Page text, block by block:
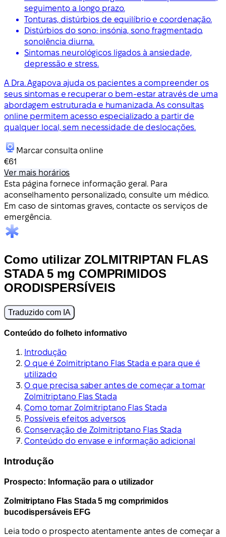
seguimento a longo prazo.
Tonturas, distúrbios de equilíbrio e coordenação.
Distúrbios do sono: insónia, sono fragmentado,
sonolência diurna.
Sintomas neurológicos ligados à ansiedade,
depressão e stress.
A Dra. Agapova ajuda os pacientes a compreender os
seus sintomas e recuperar o bem-estar através de uma
abordagem estruturada e humanizada. As consultas
online permitem acesso especializado a partir de
qualquer local, sem necessidade de deslocações.
Marcar consulta online
€61
Ver mais horários
Esta página fornece informação geral. Para
aconselhamento personalizado, consulte um médico.
Em caso de sintomas graves, contacte os serviços de
emergência.
Como utilizar ZOLMITRIPTAN FLAS
STADA 5 mg COMPRIMIDOS
ORODISPERSÍVEIS
Traduzido com IA
Conteúdo do folheto informativo
Introdução
O que é Zolmitriptano Flas Stada e para que é
utilizado
O que precisa saber antes de começar a tomar
Zolmitriptano Flas Stada
Como tomar Zolmitriptano Flas Stada
Possíveis efeitos adversos
Conservação de Zolmitriptano Flas Stada
Conteúdo do envase e informação adicional
Introdução
Prospecto: Informação para o utilizador
Zolmitriptano Flas Stada 5 mg comprimidos
bucodispersáveis EFG
Leia todo o prospecto atentamente antes de começar a